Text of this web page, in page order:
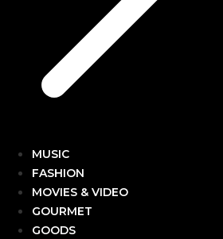
MUSIC
FASHION
MOVIES & VIDEO
GOURMET
GOODS